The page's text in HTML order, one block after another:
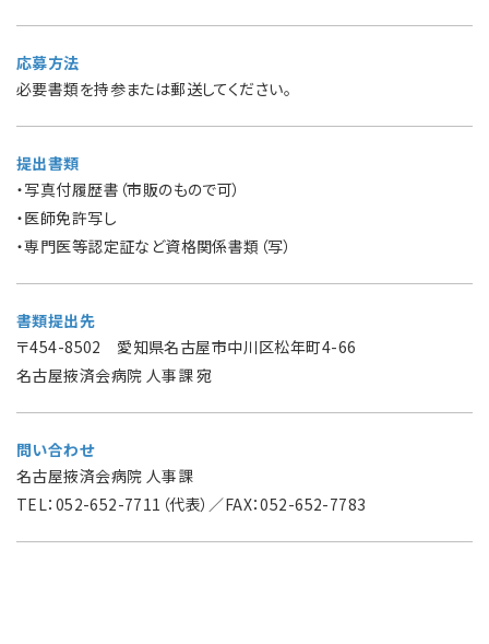
応募方法
必要書類を持参または郵送してください。
提出書類
・写真付履歴書（市販のもので可）
・医師免許写し
・専門医等認定証など資格関係書類（写）
書類提出先
〒454-8502 愛知県名古屋市中川区松年町4-66
名古屋掖済会病院 人事課 宛
問い合わせ
名古屋掖済会病院 人事課
TEL：052-652-7711（代表）／FAX：052-652-7783